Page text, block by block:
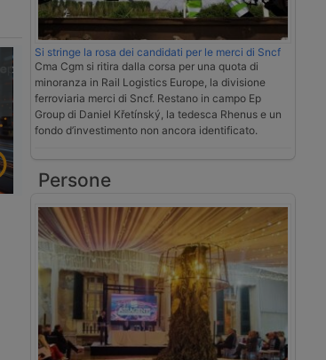
Si stringe la rosa dei candidati per le merci di Sncf
Cma Cgm si ritira dalla corsa per una quota di
minoranza in Rail Logistics Europe, la divisione
ferroviaria merci di Sncf. Restano in campo Ep
Group di Daniel Křetínský, la tedesca Rhenus e un
fondo d’investimento non ancora identificato.
Persone